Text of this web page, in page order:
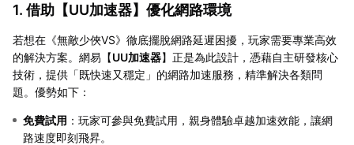
1. 借助【UU加速器】優化網路環境
若想在《無敵少俠VS》徹底擺脫網路延遲困擾，玩家需要專業高效
的解決方案。網易【UU加速器】正是為此設計，憑藉自主研發核心
技術，提供「既快速又穩定」的網路加速服務，精準解決各類問
題。優勢如下：
免費試用 ：玩家可參與免費試用，親身體驗卓越加速效能，讓網
路速度即刻飛昇。